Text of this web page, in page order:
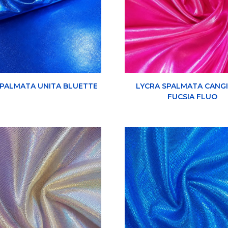
UNITA BLUETTE
LYCRA SPALMATA
FUCSIA FLUO